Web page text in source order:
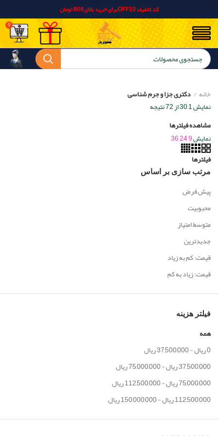
کد تخفیف OFF10برای خرید بالای800 تومان
0
خانه
دکتری جزا و جرم شناسی
نمایش 1–30 از 72 نتیجه
مشاهده فیلترها
نمایش9
24
36
فیلترها
مرتب سازی بر اساس
پیش فرض
محبوبیت
متوسط امتیاز
جدیدترین
قیمت: کم به زیاد
قیمت: زیاد به کم
فیلتر هزینه
همه
0ریال-
37,500,000ریال
37,500,000ریال-
75,000,000ریال
75,000,000ریال-
112,500,000ریال
112,500,000ریال-
150,000,000ریال